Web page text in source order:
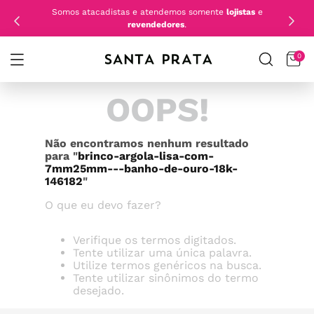
Somos atacadistas e atendemos somente lojistase
revendedores.
0
OOPS!
Não encontramos nenhum resultado
para "brinco-argola-lisa-com-
7mm25mm---banho-de-ouro-18k-
146182"
O que eu devo fazer?
Verifique os termos digitados.
Tente utilizar uma única palavra.
Utilize termos genéricos na busca.
Tente utilizar sinônimos do termo
desejado.